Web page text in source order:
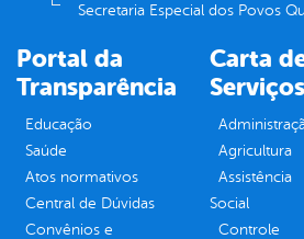
Secretaria Especial dos Povos
Portal da
Transparência
Educação
Saúde
Atos normativos
Central de Dúvidas
Convênios e
Carta
Serviços
Agricultura
Assistência
Social
Controle